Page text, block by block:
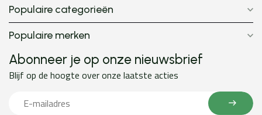
Populaire categorieën
Populaire merken
Abonneer je op onze nieuwsbrief
Blijf op de hoogte over onze laatste acties